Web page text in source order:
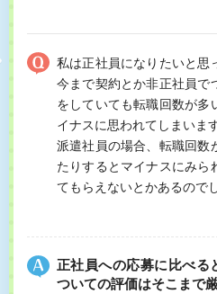
私は正社員になりたいと思
今まで契約とか非正社員で
をしていても転職回数が多
イナスに思われてしまいます
派遣社員の場合、転職回数
たりするとマイナスにみら
てもらえないとかあるので
正社員への応募に比べる
ついての評価はそこまで